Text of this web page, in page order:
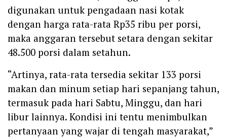
digunakan untuk pengadaan nasi kotak
dengan harga rata-rata Rp35 ribu per porsi,
maka anggaran tersebut setara dengan sekitar
48.500 porsi dalam setahun.
“Artinya, rata-rata tersedia sekitar 133 porsi
makan dan minum setiap hari sepanjang tahun,
termasuk pada hari Sabtu, Minggu, dan hari
libur lainnya. Kondisi ini tentu menimbulkan
pertanyaan yang wajar di tengah masyarakat,”